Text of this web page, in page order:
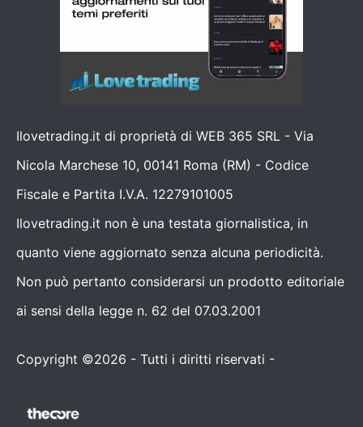
Ilovetrading.it di proprietà di WEB 365 SRL - Via
Nicola Marchese 10, 00141 Roma (RM) - Codice
Fiscale e Partita I.V.A. 12279101005
Ilovetrading.it non è una testata giornalistica, in
quanto viene aggiornato senza alcuna periodicità.
Non può pertanto considerarsi un prodotto editoriale
ai sensi della legge n. 62 del 07.03.2001
Copyright ©2026 - Tutti i diritti riservati -